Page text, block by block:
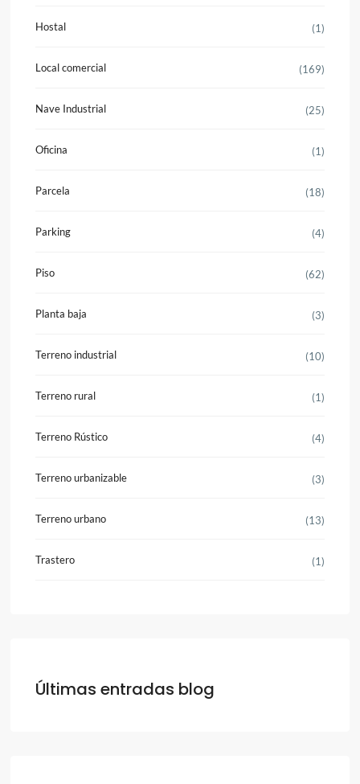
Hostal (1)
Local comercial (169)
Nave Industrial (25)
Oficina (1)
Parcela (18)
Parking (4)
Piso (62)
Planta baja (3)
Terreno industrial (10)
Terreno rural (1)
Terreno Rústico (4)
Terreno urbanizable (3)
Terreno urbano (13)
Trastero (1)
Últimas entradas blog